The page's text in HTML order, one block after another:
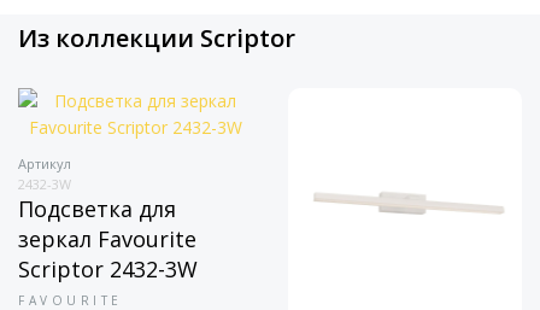
Из коллекции Scriptor
Артикул
2432-3W
Подсветка для
зеркал Favourite
Scriptor 2432-3W
FAVOURITE